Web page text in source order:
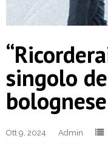
singolo
Ott 9, 2024 Admin